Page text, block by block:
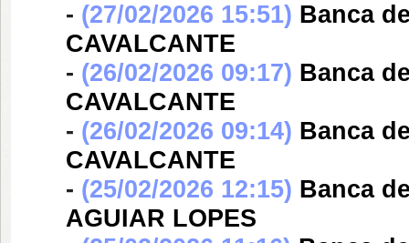
- (27/02/2026 15:51) Banca
CAVALCANTE
- (26/02/2026 09:17) Banca
CAVALCANTE
- (26/02/2026 09:14) Banca
CAVALCANTE
- (25/02/2026 12:15) Banca
AGUIAR LOPES